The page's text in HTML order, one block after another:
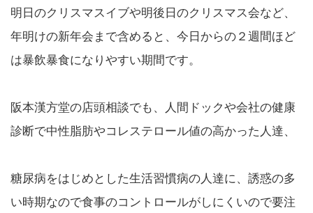
明日のクリスマスイブや明後日のクリスマス会など、
年明けの新年会まで含めると、今日からの２週間ほど
は暴飲暴食になりやすい期間です。
阪本漢方堂の店頭相談でも、人間ドックや会社の健康
診断で中性脂肪やコレステロール値の高かった人達、
糖尿病をはじめとした生活習慣病の人達に、誘惑の多
い時期なので食事のコントロールがしにくいので要注